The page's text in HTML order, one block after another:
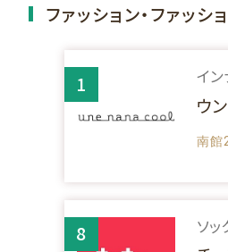
ファッション・ファッシ
1 イ
ウ
南館
8 ソッ